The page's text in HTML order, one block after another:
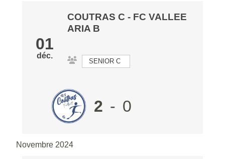
01
déc.
COUTRAS C - FC VALLEE
ARIA B
SENIOR C
2 - 0
Novembre 2024